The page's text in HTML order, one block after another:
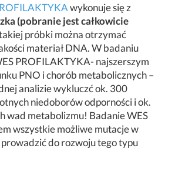
wykonuje się z
(pobranie jest całkowicie
próbki można otrzymać
materiał DNA. W badaniu
PROFILAKTYKA- najszerszym
PNO i chorób metabolicznych –
analizie wykluczć ok. 300
niedoborów odporności i ok.
wad metabolizmu! Badanie WES
wszystkie możliwe mutacje w
prowadzić do rozwoju tego typu